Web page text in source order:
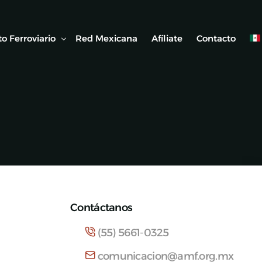
Ferroviario Red Mexicana Afíliate Contacto
Contáctanos
(55) 5661-0325
comunicacion@amf.org.mx